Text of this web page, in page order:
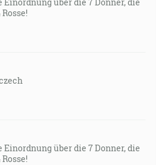
Einordnung über die 7 Donner, die